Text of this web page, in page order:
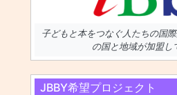
子どもと本をつなぐ人たちの国
の国と地域が加盟し
JBBY希望プロジェクト